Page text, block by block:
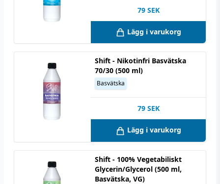
79 SEK
Lägg i varukorg
Shift - Nikotinfri Basvätska
70/30 (500 ml)
Basvätska
79 SEK
Lägg i varukorg
Shift - 100% Vegetabiliskt
Glycerin/Glycerol (500 ml,
Basvätska, VG)